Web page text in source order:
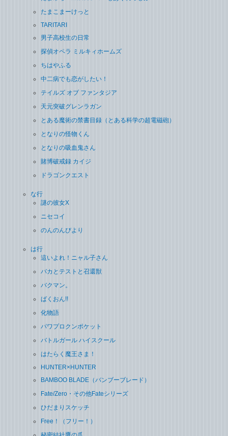
たまこまーけっと
TARITARI
男子高校生の日常
探偵オペラ ミルキィホームズ
ちはやふる
中二病でも恋がしたい！
テイルズ オブ ファンタジア
天元突破グレンラガン
とある魔術の禁書目録（とある科学の超電磁砲）
となりの怪物くん
となりの吸血鬼さん
賭博破戒録 カイジ
ドラゴンクエスト
な行
謎の彼女X
ニセコイ
のんのんびより
は行
這いよれ！ニャル子さん
バカとテストと召還獣
バクマン。
ばくおん!!
化物語
パワプロクンポケット
バトルガール ハイスクール
はたらく魔王さま！
HUNTER×HUNTER
BAMBOO BLADE（バンブーブレード）
Fate/Zero・その他Fateシリーズ
ひだまりスケッチ
Free！（フリー！）